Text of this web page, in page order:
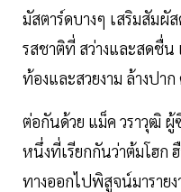
มัสตาร์ดบางๆ เสริมสัมผั
รสชาติที่ สว่างและสดชื่
ท้องและสวยงาม ล้างปาก
ต่อกันด้วย แม็ค วราวุฒิ
หนึ่งที่เรียกกันว่าต้มโฮก
ทางออกไปพิสูจน์มาราย